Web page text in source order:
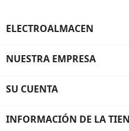
ELECTROALMACEN
NUESTRA EMPRESA
SU CUENTA
INFORMACIÓN DE LA